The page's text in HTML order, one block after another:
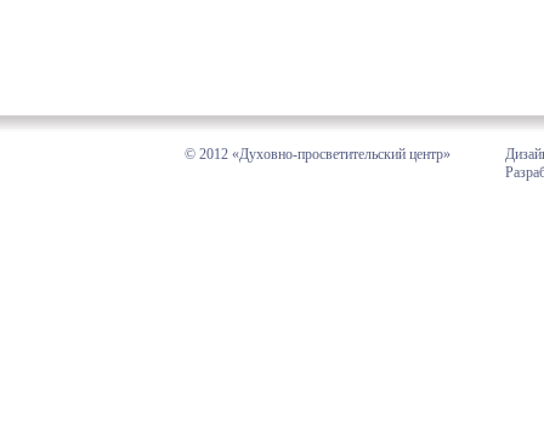
© 2012 «Духовно-просветительский центр»